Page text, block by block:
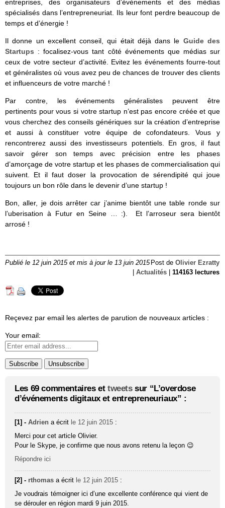
entreprises, des organisateurs d’événements et des médias
spécialisés dans l’entrepreneuriat. Ils leur font perdre beaucoup de
temps et d’énergie !
Il donne un excellent conseil, qui était déjà dans le Guide des
Startups : focalisez-vous tant côté événements que médias sur
ceux de votre secteur d’activité. Evitez les événements fourre-tout
et généralistes où vous avez peu de chances de trouver des clients
et influenceurs de votre marché !
Par contre, les événements généralistes peuvent être
pertinents pour vous si votre startup n’est pas encore créée et que
vous cherchez des conseils génériques sur la création d’entreprise
et aussi à constituer votre équipe de cofondateurs. Vous y
rencontrerez aussi des investisseurs potentiels. En gros, il faut
savoir gérer son temps avec précision entre les phases
d’amorçage de votre startup et les phases de commercialisation qui
suivent. Et il faut doser la provocation de sérendipité qui joue
toujours un bon rôle dans le devenir d’une startup !
Bon, aller, je dois arrêter car j’anime bientôt une table ronde sur
l’uberisation à Futur en Seine … :). Et l’arroseur sera bientôt
arrosé !
Publié le 12 juin 2015 et mis à jour le 13 juin 2015 Post de Olivier Ezratty
Actualités 114163 lectures
Reçevez par email les alertes de parution de nouveaux articles :
Your email:
Les 69 commentaires et tweetssur “L’overdose
d’événements digitaux et entrepreneuriaux” :
[1] -Adrien a écrit le 12 juin 2015 :
Merci pour cet article Olivier.
Pour le Skype, je confirme que nous avons retenu la leçon 😉
Répondre ici
[2] - rthomas a écrit le 12 juin 2015 :
Je voudrais témoigner ici d’une excellente conférence qui vient de
se dérouler en région mardi 9 juin 2015.